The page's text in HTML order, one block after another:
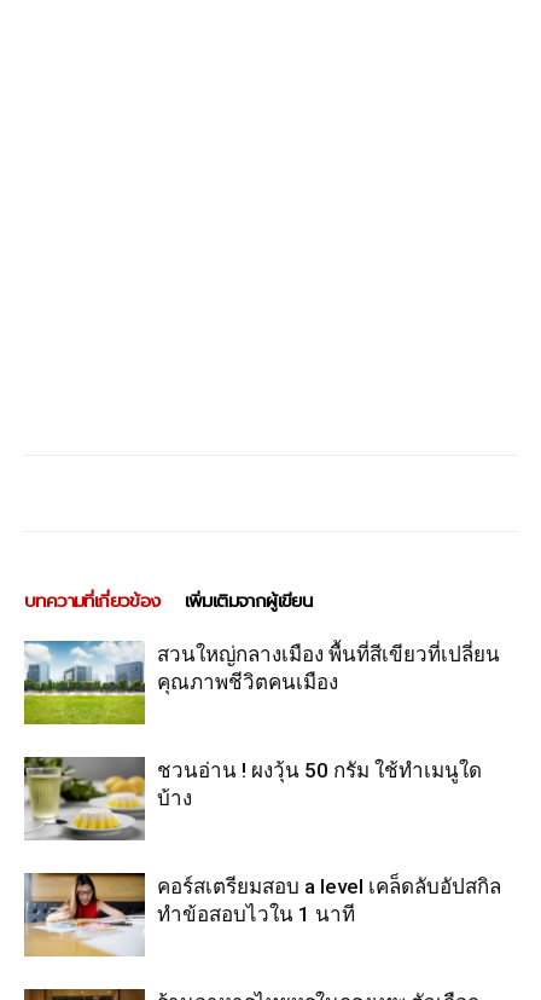
บทความที่เกี่ยวข้อง เพิ่มเติมจากผู้เขียน
สวนใหญ่กลางเมือง พื้นที่สีเขียวที่เปลี่ยน
คุณภาพชีวิตคนเมือง
ชวนอ่าน ! ผงวุ้น 50 กรัม ใช้ทำเมนูใด
บ้าง
คอร์สเตรียมสอบ a level เคล็ดลับอัปสกิล
ทำข้อสอบไวใน 1 นาที